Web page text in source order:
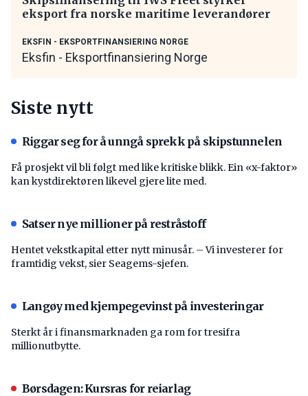
eksport fra norske maritime leverandører
EKSFIN - EKSPORTFINANSIERING NORGE
Eksfin - Eksportfinansiering Norge
Siste nytt
Riggar seg for å unngå sprekk på skipstunnelen
Få prosjekt vil bli følgt med like kritiske blikk. Ein «x-faktor»
kan kystdirektøren likevel gjere lite med.
Satser nye millioner på restråstoff
Hentet vekstkapital etter nytt minusår. – Vi investerer for
framtidig vekst, sier Seagems-sjefen.
Langøy med kjempegevinst på investeringar
Sterkt år i finansmarknaden ga rom for tresifra
millionutbytte.
Børsdagen: Kursras for reiarlag